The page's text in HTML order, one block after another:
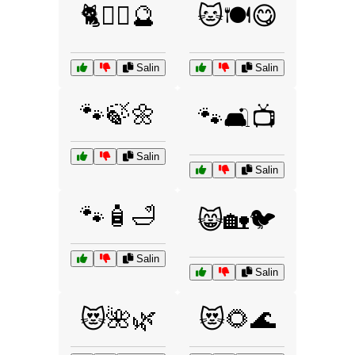
🐈🧙‍♂️🔮
Salin
🐱🍽️😋
Salin
🐾🍃🌼
Salin
🐾🛋️📺
Salin
🐾🧴🛁
Salin
😸🏡🐦
Salin
😻🌺🌿 😻🌻🌊